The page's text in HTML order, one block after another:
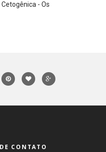
- Os
CONTATO